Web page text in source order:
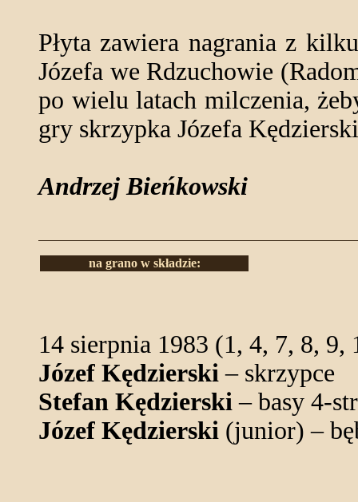
Płyta zawiera nagrania z
Józefa we Rdzuchowie
po wielu latach milczenia,
gry skrzypka Józefa
Andrzej Bieńkowski
na grano w składzie:
14 sierpnia 1983 (1, 4, 7, 8, 9,
Józef Kędzierski – skrzypce
Stefan Kędzierski – basy 4-
Józef Kędzierski (junior) –